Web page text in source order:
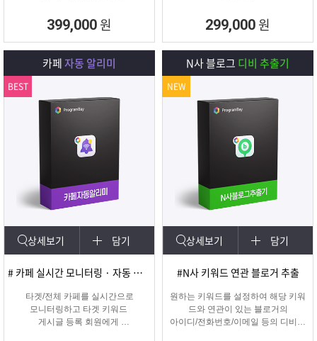
399,000 원 299,000 원
카페자동 알리미
상세보기 담기
# 카페 실시간 모니터링 · 자동 쪽지/메일발송
타겟/전체 카페를 실시간으로
모니터링하고 타겟 키워드
게시글 등록 회원에게
BEST
N사 블로그 디비 추출기
상세보기 담기
#N사 키워드 연관 블로거 추출
원하는 키워드를 설정하여 해당 키워
드와 연관이 있는 블로거의
아이디/전화번호/이메일 등의 디비를
NEW